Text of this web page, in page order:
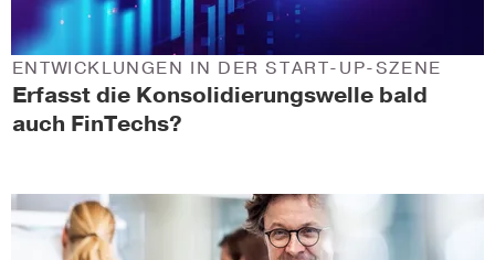
Erfasst die Konsolidierungswelle bald
auch FinTechs?
ENTWICKLUNGEN IN DER START-UP-SZENE